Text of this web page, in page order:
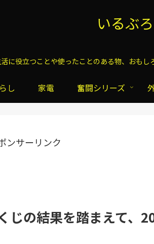
いるぶろ
に役立つことや使ったことのある物、おも
し 家電 奮闘シリーズ
ンサーリンク
じの結果を踏まえて、